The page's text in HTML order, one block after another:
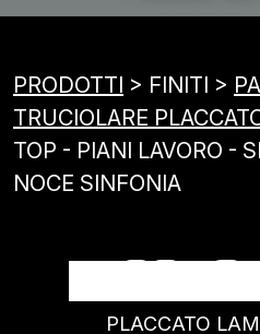
PRODOTTI > FINITI >
TRUCIOLARE
TOP - PIANI LAVORO -
NOCE SINFONIA
NOCE
PLACCATO